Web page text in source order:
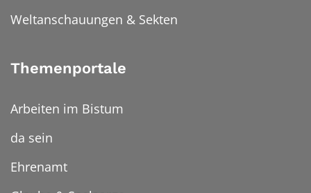
Weltanschauungen & Sekten
Themenportale
Arbeiten im Bistum
da sein
Ehrenamt